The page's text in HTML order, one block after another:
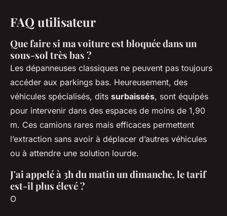
FAQ utilisateur
Que faire si ma voiture est bloquée dans un
sous-sol très bas ?
Les dépanneuses classiques ne peuvent pas toujours
accéder aux parkings bas. Heureusement, des
véhicules spécialisés, dits surbaissés, sont équipés
pour intervenir dans des espaces de moins de 1,90
m. Ces camions rares mais efficaces permettent
l’extraction sans avoir à déplacer d’autres véhicules
ou à attendre une solution lourde.
J'ai appelé à 3h du matin un dimanche, le tarif
est-il plus élevé ?
O